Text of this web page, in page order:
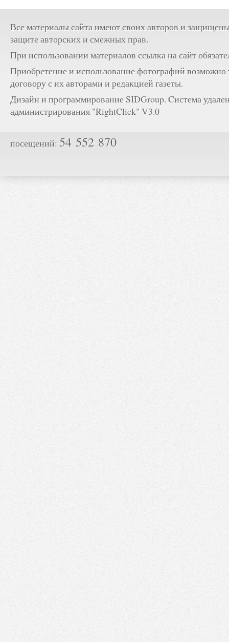
Все материалы сайта имеют своих авторов и
защите авторских и смежных прав.
При использовании материалов ссылка на сайт
Приобретение и использование фотографий возможно
договору с их авторами и редакцией газеты.
Дизайн и программирование SIDGroup. Cистема
администрирования "RightClick" V3.0
посещений: 54 552 870